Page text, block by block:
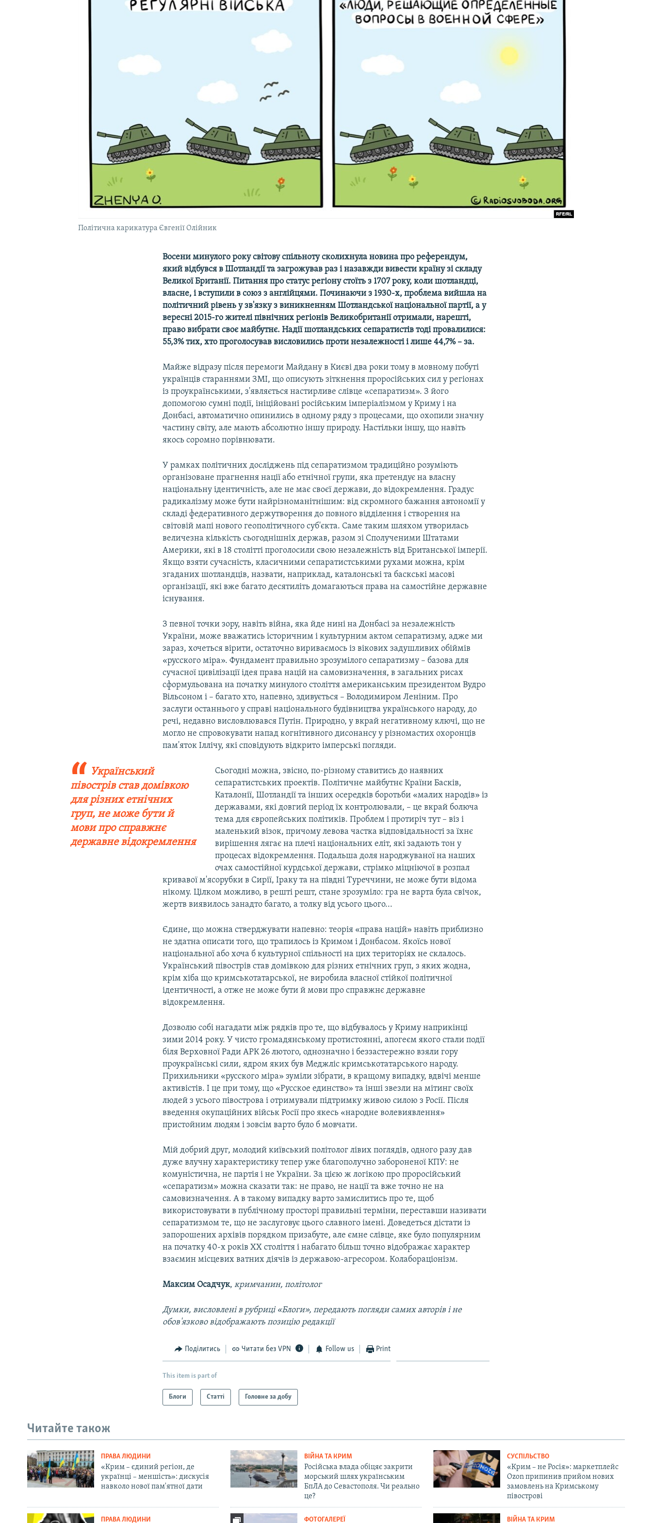
Політична карикатура Євгенії Олійник
Восени минулого року світову спільноту сколихнула новина про референдум,
який відбувся в Шотландії та загрожував раз і назавжди вивести країну зі складу
Великої Британії. Питання про статус регіону стоїть з 1707 року, коли шотландці,
власне, і вступили в союз з англійцями. Починаючи з 1930-х, проблема вийшла на
політичний рівень у зв'язку з виникненням Шотландської національної партії, а у
вересні 2015-го жителі північних регіонів Великобританії отримали, нарешті,
право вибрати своє майбутнє. Надії шотландських сепаратистів тоді провалилися:
55,3% тих, хто проголосував висловились проти незалежності і лише 44,7% – за.
Майже відразу після перемоги Майдану в Києві два роки тому в мовному побуті
українців стараннями ЗМІ, що описують зіткнення проросійських сил у регіонах
із проукраїнськими, з'являється настирливе слівце «сепаратизм». З його
допомогою сумні події, ініційовані російським імперіалізмом у Криму і на
Донбасі, автоматично опинились в одному ряду з процесами, що охопили значну
частину світу, але мають абсолютно іншу природу. Настільки іншу, що навіть
якось соромно порівнювати.
У рамках політичних досліджень під сепаратизмом традиційно розуміють
організоване прагнення нації або етнічної групи, яка претендує на власну
національну ідентичність, але не має своєї держави, до відокремлення. Градус
радикалізму може бути найрізноманітнішим: від скромного бажання автономії у
складі федеративного держутворення до повного відділення і створення на
світовій мапі нового геополітичного суб'єкта. Саме таким шляхом утворилась
величезна кількість сьогоднішніх держав, разом зі Сполученими Штатами
Америки, які в 18 столітті проголосили свою незалежність від Британської імперії.
Якщо взяти сучасність, класичними сепаратистськими рухами можна, крім
згаданих шотландців, назвати, наприклад, каталонські та баскські масові
організації, які вже багато десятиліть домагаються права на самостійне державне
існування.
З певної точки зору, навіть війна, яка йде нині на Донбасі за незалежність
України, може вважатись історичним і культурним актом сепаратизму, адже ми
зараз, хочеться вірити, остаточно вириваємось із вікових задушливих обіймів
«русского міра». Фундамент правильно зрозумілого сепаратизму – базова для
сучасної цивілізації ідея права націй на самовизначення, в загальних рисах
сформульована на початку минулого століття американським президентом Вудро
Вільсоном і – багато хто, напевно, здивується – Володимиром Леніним. Про
заслуги останнього у справі національного будівництва українського народу, до
речі, недавно висловлювався Путін. Природно, у вкрай негативному ключі, що не
могло не спровокувати напад когнітивного дисонансу у різномастих охоронців
пам'яток Іллічу, які сповідують відкрито імперські погляди.
Український
півострів став домівкою
для різних етнічних
груп, не може бути й
мови про справжнє
державне відокремлення
Сьогодні можна, звісно, по-різному ставитись до наявних
сепаратистських проектів. Політичне майбутнє Країни Басків,
Каталонії, Шотландії та інших осередків боротьби «малих народів» із
державами, які довгий період їх контролювали, – це вкрай болюча
тема для європейських політиків. Проблем і протиріч тут – віз і
маленький візок, причому левова частка відповідальності за їхнє
вирішення лягає на плечі національних еліт, які задають тон у
процесах відокремлення. Подальша доля народжуваної на наших
очах самостійної курдської держави, стрімко міцніючої в розпал
кривавої м'ясорубки в Сирії, Іраку та на півдні Туреччини, не може бути відома
нікому. Цілком можливо, в решті решт, стане зрозуміло: гра не варта була свічок,
жертв виявилось занадто багато, а толку від усього цього...
Єдине, що можна стверджувати напевно: теорія «права націй» навіть приблизно
не здатна описати того, що трапилось із Кримом і Донбасом. Якоїсь нової
національної або хоча б культурної спільності на цих територіях не склалось.
Український півострів став домівкою для різних етнічних груп, з яких жодна,
крім хіба що кримськотатарської, не виробила власної стійкої політичної
ідентичності, а отже не може бути й мови про справжнє державне
відокремлення.
Дозволю собі нагадати між рядків про те, що відбувалось у Криму наприкінці
зими 2014 року. У чисто громадянському протистоянні, апогеєм якого стали події
біля Верховної Ради АРК 26 лютого, однозначно і беззастережно взяли гору
проукраїнські сили, ядром яких був Меджліс кримськотатарського народу.
Прихильники «русского міра» зуміли зібрати, в кращому випадку, вдвічі менше
активістів. І це при тому, що «Русское единство» та інші звезли на мітинг своїх
людей з усього півострова і отримували підтримку живою силою з Росії. Після
введення окупаційних військ Росії про якесь «народне волевиявлення»
пристойним людям і зовсім варто було б мовчати.
Мій добрий друг, молодий київський політолог лівих поглядів, одного разу дав
дуже влучну характеристику тепер уже благополучно забороненої КПУ: не
комуністична, не партія і не України. За цією ж логікою про проросійський
«сепаратизм» можна сказати так: не право, не нації та вже точно не на
самовизначення. А в такому випадку варто замислитись про те, щоб
використовувати в публічному просторі правильні терміни, переставши називати
сепаратизмом те, що не заслуговує цього славного імені. Доведеться дістати із
запорошених архівів порядком призабуте, але ємне слівце, яке було популярним
на початку 40-х років XX століття і набагато більш точно відображає характер
взаємин місцевих ватних діячів із державою-агресором. Колабораціонізм.
Максим Осадчук,кримчанин, політолог
Думки, висловлені в рубриці «Блоги», передають погляди самих авторів і не
обов'язково відображають позицію редакції
Поділитись Читати без VPN Follow us Print
This item is part of
Блоги Статті Головне за добу
Читайте також
ПРАВА ЛЮДИНИ
«Крим – єдиний регіон, де
українці – меншість»: дискусія
навколо нової пам'ятної дати
ВІЙНА ТА КРИМ
Російська влада обіцяє закрити
морський шлях українським
БпЛА до Севастополя. Чи реально
це?
СУСПІЛЬСТВО
«Крим – не Росія»: маркетплейс
Ozon припинив прийом нових
замовлень на Кримському
півострові
ПРАВА ЛЮДИНИ ФОТОГАЛЕРЕЇ ВІЙНА ТА КРИМ